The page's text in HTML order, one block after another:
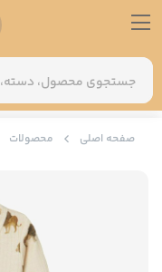
صفحه اصلی محصولات